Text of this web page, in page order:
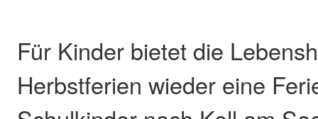
Für Kinder bietet die
Herbstferien wieder eine